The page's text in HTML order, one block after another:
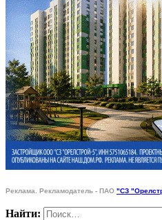
Реклама. Рекламодатель - ПАО "СЗ
Найти: